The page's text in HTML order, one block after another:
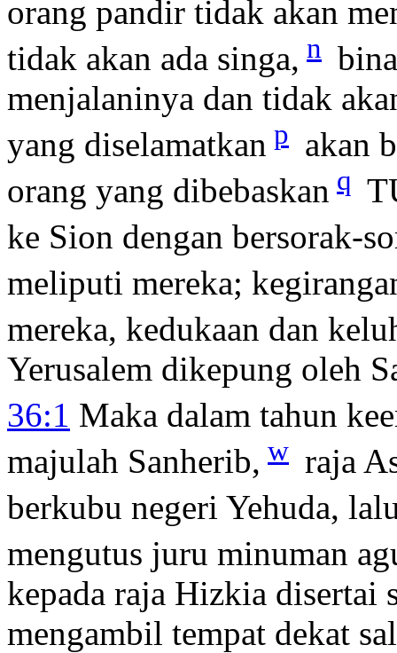
orang pandir tidak akan
tidak akan ada singa, n
menjalaninya dan tidak
yang diselamatkan p akan
orang yang dibebaskan q
ke Sion dengan bersorak-
meliputi mereka;
mereka, kedukaan dan
Yerusalem dikepung oleh
36:1 Maka dalam tahun
majulah Sanherib, w raja
berkubu negeri Yehuda,
mengutus juru minuman
kepada raja Hizkia disertai
mengambil tempat dekat